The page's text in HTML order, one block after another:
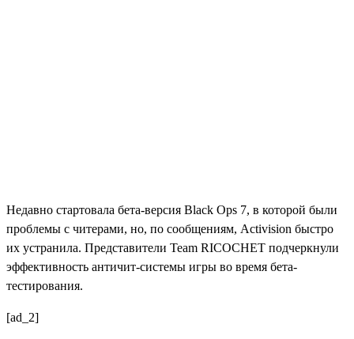
Недавно стартовала бета-версия Black Ops 7, в которой были
проблемы с читерами, но, по сообщениям, Activision быстро
их устранила. Представители Team RICOCHET подчеркнули
эффективность античит-системы игры во время бета-
тестирования.
[ad_2]